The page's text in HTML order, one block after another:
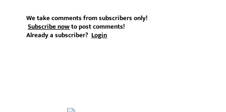
We take comments from subscribers only!
Subscribe nowto post comments!
Already a subscriber?Login